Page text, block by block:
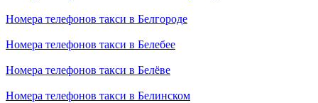
Номера телефонов такси в Белгороде
Номера телефонов такси в Белебее
Номера телефонов такси в Белёве
Номера телефонов такси в Белинском